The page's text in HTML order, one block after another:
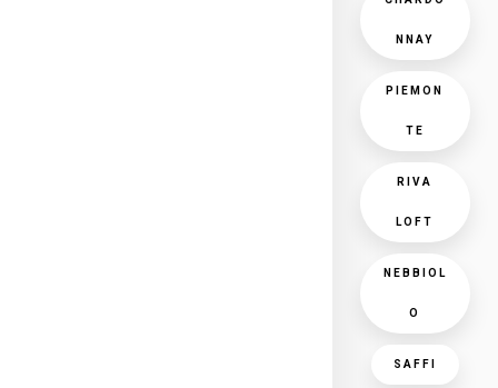
NNAY
PIEMON
TE
RIVA
LOFT
NEBBIOL
O
SAFFI